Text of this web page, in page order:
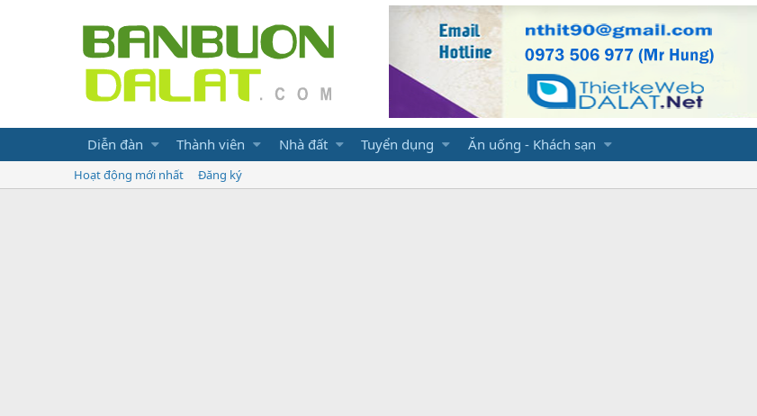
Diễn đàn Thành viên Nhà đất Tuyển dụng Ăn uống - Khách sạn
Hoạt động mới nhất Đăng ký